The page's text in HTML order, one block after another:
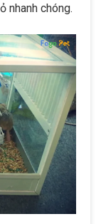
nhanh chóng.